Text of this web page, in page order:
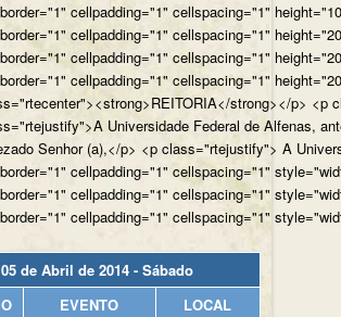
cellpadding="1" cellspacing="1"
cellpadding="1" cellspacing="1"
cellpadding="1" cellspacing="1"
cellpadding="1" cellspacing="1"
strong></p> <p
Universidade Federal de Alfenas,
Senhor (a),</p> <p class="rtejustify"> A
cellpadding="1" cellspacing="1"
cellpadding="1" cellspacing="1"
cellpadding="1" cellspacing="1"
05 de Abril de 2014 - Sábado
EVENTO
LOCAL